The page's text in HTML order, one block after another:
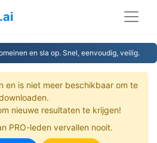
en sla op. Snel, eenvoudig, veilig.
en is niet meer beschikbaar om te
nieuwe resultaten te krijgen!
PRO-leden vervallen nooit.